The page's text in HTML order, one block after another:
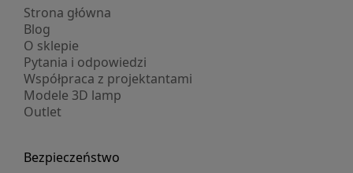
Strona główna
Blog
O sklepie
Pytania i odpowiedzi
Współpraca z projektantami
Modele 3D lamp
Outlet
Bezpieczeństwo